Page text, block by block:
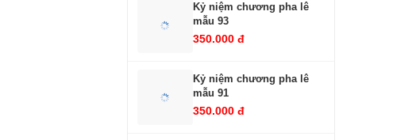
Kỷ niệm chương pha lê
mẫu 93
350.000 đ
Kỷ niệm chương pha lê
mẫu 91
350.000 đ